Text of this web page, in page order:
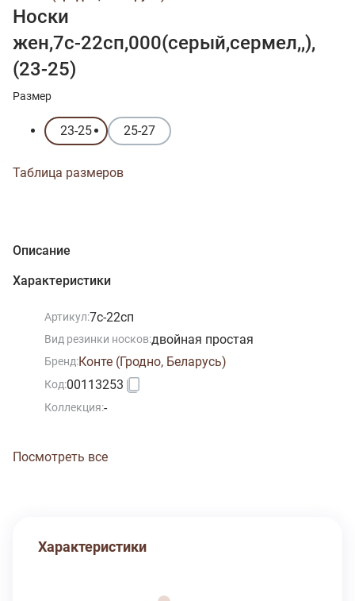
Носки
жен,7с-22сп,000(серый,сермел,,),
(23-25)
Размер
23-25 25-27
Таблица размеров
Описание
Характеристики
Артикул:7с-22сп
Вид резинки носков:двойная простая
Бренд:Конте (Гродно, Беларусь)
Код:00113253
Коллекция:-
Посмотреть все
Характеристики